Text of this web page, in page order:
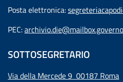
Posta elettronica:
PEC:
SOTTOSEGRETARIO
Via della Mercede 9 00187 Roma